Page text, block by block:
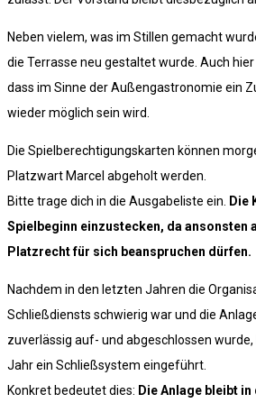
Neben vielem, was im Stillen gemacht
die Terrasse neu gestaltet wurde. Auch
dass im Sinne der Außengastronomie ein
wieder möglich sein wird.
Die Spielberechtigungskarten können
Platzwart Marcel abgeholt werden.
Bitte trage dich in die Ausgabeliste ein.
Die
Spielbeginn einzustecken, da ansonsten
Platzrecht für sich beanspruchen dürfen.
Nachdem in den letzten Jahren die
Schließdiensts schwierig war und die
zuverlässig auf- und abgeschlossen
Jahr ein Schließsystem eingeführt.
Konkret bedeutet dies: Die Anlage bleibt